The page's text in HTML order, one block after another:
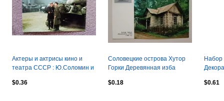
Актеры и актрисы кино и
театра СССР : Ю.Соломин и
фильма
$0.36
Соловецкие острова Хутор
Горки Деревянная изба
$0.18
Набор
$0.61